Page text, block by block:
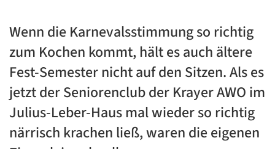
Wenn die Karnevalsstimmung so richtig
zum Kochen kommt, hält es auch ältere
Fest-Semester nicht auf den Sitzen. Als es
jetzt der Seniorenclub der Krayer AWO im
Julius-Leber-Haus mal wieder so richtig
närrisch krachen ließ, waren die eigenen